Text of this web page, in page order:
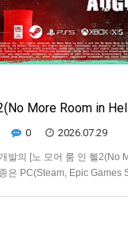
More Room in
0 2026.07.29
발의 [노 모어 룸 인 헬2(No
은 PC(Steam, Epic Games